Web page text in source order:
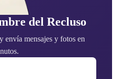
del Recluso
envía mensajes y fotos en